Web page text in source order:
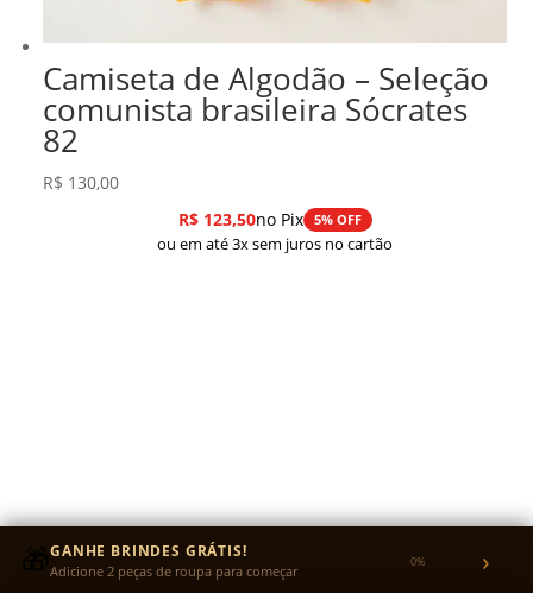
Camiseta de Algodão – Seleção
comunista brasileira Sócrates
82
R$ 130,00
R$123,50no Pix 5% OFF
ou em até 3x sem juros no cartão
🎁GANHE BRINDES GRÁTIS!
Adicione 2 peças de roupa para começar 0% ›